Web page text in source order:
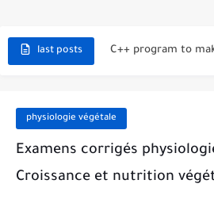
last posts La Communication
Chute libre
physiologie végétale
Examens corrigés
Croissance et nutrition